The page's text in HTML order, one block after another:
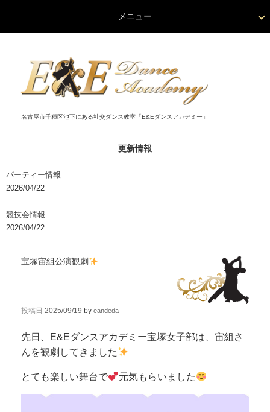
名古屋市千種区池下にある社交ダンス教室「E&Eダンスアカデミー」
更新情報
パーティー情報
2026/04/22
競技会情報
2026/04/22
メニュー
宝塚宙組公演観劇
投稿日 2025/09/19 by eandeda
先日、E&Eダンスアカデミー宝塚女子部は、宙組さ
んを観劇してきました
とても楽しい舞台で 元気もらいました